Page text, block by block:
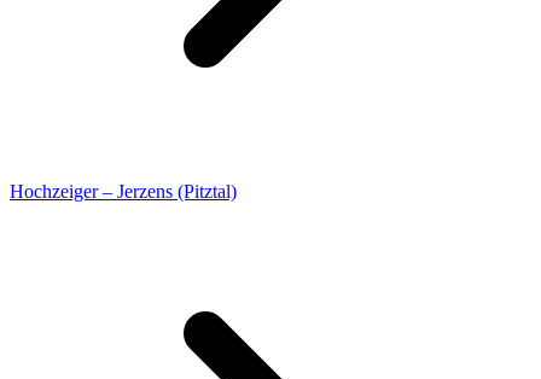
Hochzeiger – Jerzens (Pitztal)